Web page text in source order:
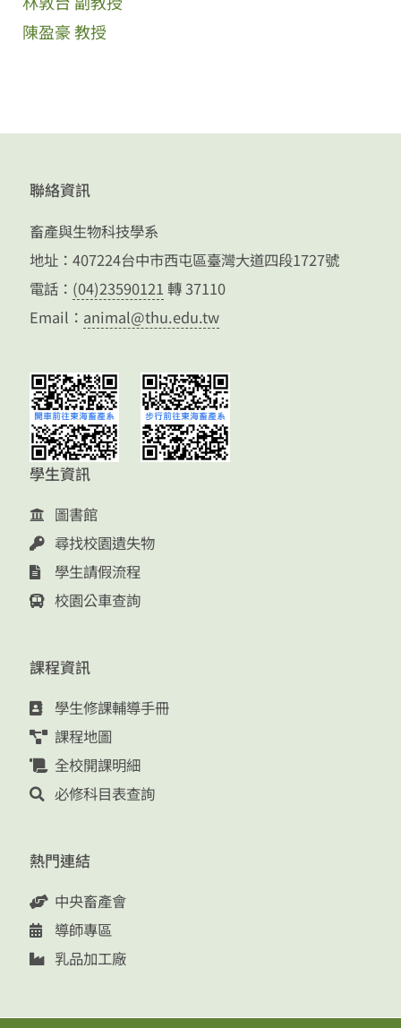
陳盈豪 教授
聯絡資訊
畜產與生物科技學系
地址：407224台中市西屯區臺灣大道四段1727號
電話： (04)23590121 轉 37110
Email： animal@thu.edu.tw
學生資訊
圖書館
尋找校園遺失物
學生請假流程
校園公車查詢
課程資訊
學生修課輔導手冊
課程地圖
全校開課明細
必修科目表查詢
熱門連結
中央畜產會
導師專區
乳品加工廠